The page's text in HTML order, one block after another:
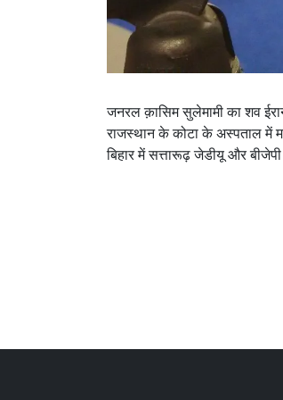
जनरल क़ासिम सुलेमामी का शव
राजस्थान के कोटा के अस्पताल में
बिहार में सत्तारूढ़ जेडीयू और